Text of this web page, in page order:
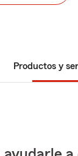
Productos y